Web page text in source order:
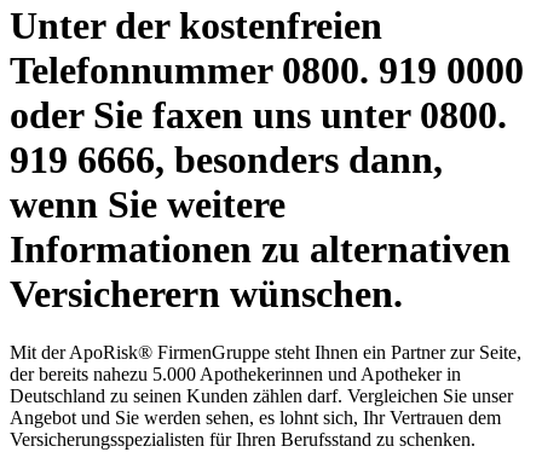
Unter der kostenfreien
Telefonnummer 0800. 919 0000
oder Sie faxen uns unter 0800.
919 6666, besonders dann,
wenn Sie weitere
Informationen zu alternativen
Versicherern wünschen.
Mit der ApoRisk® FirmenGruppe steht Ihnen ein Partner zur Seite,
der bereits nahezu 5.000 Apothekerinnen und Apotheker in
Deutschland zu seinen Kunden zählen darf. Vergleichen Sie unser
Angebot und Sie werden sehen, es lohnt sich, Ihr Vertrauen dem
Versicherungsspezialisten für Ihren Berufsstand zu schenken.